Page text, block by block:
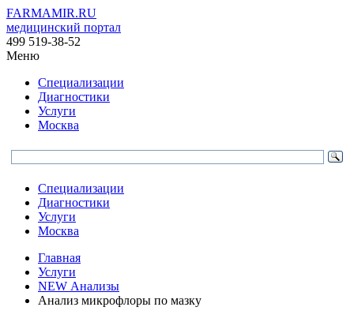
FARMAMIR.RU
медицинский портал
499 519-38-52
Меню
Специализации
Диагностики
Услуги
Москва
Специализации
Диагностики
Услуги
Москва
Главная
Услуги
NEW Анализы
Анализ микрофлоры по мазку